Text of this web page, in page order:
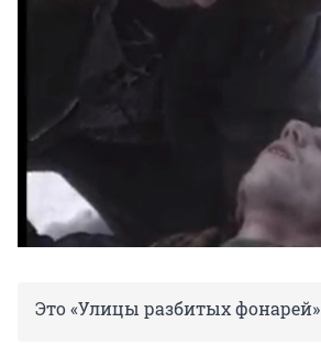
Это «Улицы разбитых фонарей»